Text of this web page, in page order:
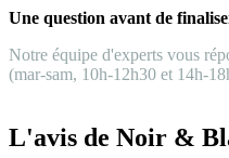
Une question avant de
Notre équipe d'experts vous
(mar-sam, 10h-12h30 et 14h-
L'avis de Noir &